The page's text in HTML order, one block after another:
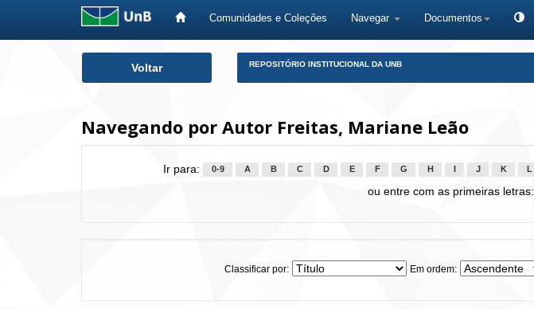
Comunidades e Coleções Navegar Documentos
Voltar REPOSITÓRIO INSTITUCIONAL DA UNB
Navegando por Autor Freitas, Mariane Leão
Ir para: 0-9 A B C D E F G H J K L
ou entre com as primeiras letras:
Classificar por: Em ordem: